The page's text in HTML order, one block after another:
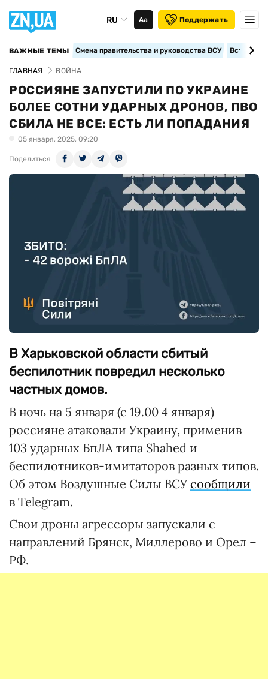
RU Аа Поддержать
ВАЖНЫЕ ТЕМЫ Смена правительства и руководства ВСУ
ГЛАВНАЯ ВОЙНА
РОССИЯНЕ ЗАПУСТИЛИ ПО УКРАИНЕ
БОЛЕЕ СОТНИ УДАРНЫХ ДРОНОВ, ПВО
СБИЛА НЕ ВСЕ: ЕСТЬ ЛИ ПОПАДАНИЯ
05 января, 2025, 09:20
Поделиться
В Харьковской области сбитый
беспилотник повредил несколько
частных домов.
В ночь на 5 января (с 19.00 4 января)
россияне атаковали Украину, применив
103 ударных БпЛА типа Shahed и
беспилотников-имитаторов разных типов.
Об этом Воздушные Силы ВСУсообщили
в Telegram.
Свои дроны агрессоры запускали с
направлений Брянск, Миллерово и Орел –
РФ.